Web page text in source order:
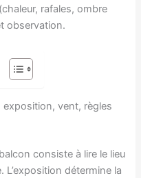
rafales, ombre
observation.
exposition, vent, règles
consiste à lire le lieu
L’exposition détermine la